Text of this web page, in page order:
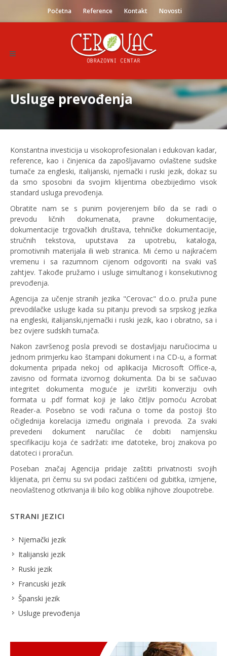
Početna Reference Kontakt Novosti
Usluge prevođenja
Konstantna investicija u visokoprofesionalan i edukovan kadar,
reference, kao i činjenica da zapošljavamo ovlaštene sudske
tumače za engleski, italijanski, njemački i ruski jezik, dokaz su
da smo sposobni da svojim klijentima obezbijedimo visok
standard usluga prevođenja.
Obratite nam se s punim povjerenjem bilo da se radi o
prevodu ličnih dokumenata, pravne dokumentacije,
dokumentacije trgovačkih društava, tehničke dokumentacije,
stručnih tekstova, uputstava za upotrebu, kataloga,
promotivnih materijala ili web stranica. Mi ćemo u najkraćem
vremenu i sa razumnom cijenom odgovoriti na svaki vaš
zahtjev. Takođe pružamo i usluge simultanog i konsekutivnog
prevođenja.
Agencija za učenje stranih jezika "Cerovac" d.o.o. pruža pune
prevodilačke usluge kada su pitanju prevodi sa srpskog jezika
na engleski, italijanski,njemački i ruski jezik, kao i obratno, sa i
bez ovjere sudskih tumača.
Nakon završenog posla prevodi se dostavljaju naručiocima u
jednom primjerku kao štampani dokument i na CD-u, a format
dokumenta pripada nekoj od aplikacija Microsoft Office-a,
zavisno od formata izvornog dokumenta. Da bi se sačuvao
integritet dokumenta moguće je izvršiti konverziju ovih
formata u .pdf format koji je lako čitljiv pomoću Acrobat
Reader-a. Posebno se vodi računa o tome da postoji što
očiglednija korelacija između originala i prevoda. Za svaki
prevedeni dokument naručilac će dobiti namjensku
specifikaciju koja će sadržati: ime datoteke, broj znakova po
datoteci i proračun.
Poseban značaj Agencija pridaje zaštiti privatnosti svojih
klijenata, pri čemu su svi podaci zaštićeni od gubitka, izmjene,
neovlaštenog otkrivanja ili bilo kog oblika njihove zloupotrebe.
STRANI JEZICI
Njemački jezik
Italijanski jezik
Ruski jezik
Francuski jezik
Španski jezik
Usluge prevođenja